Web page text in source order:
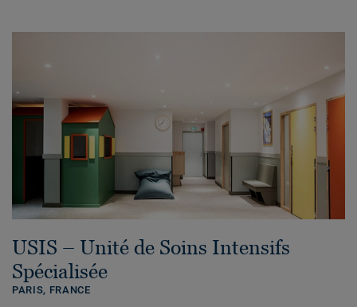
USIS – Unité de Soins Intensifs
Spécialisée
PARIS, FRANCE